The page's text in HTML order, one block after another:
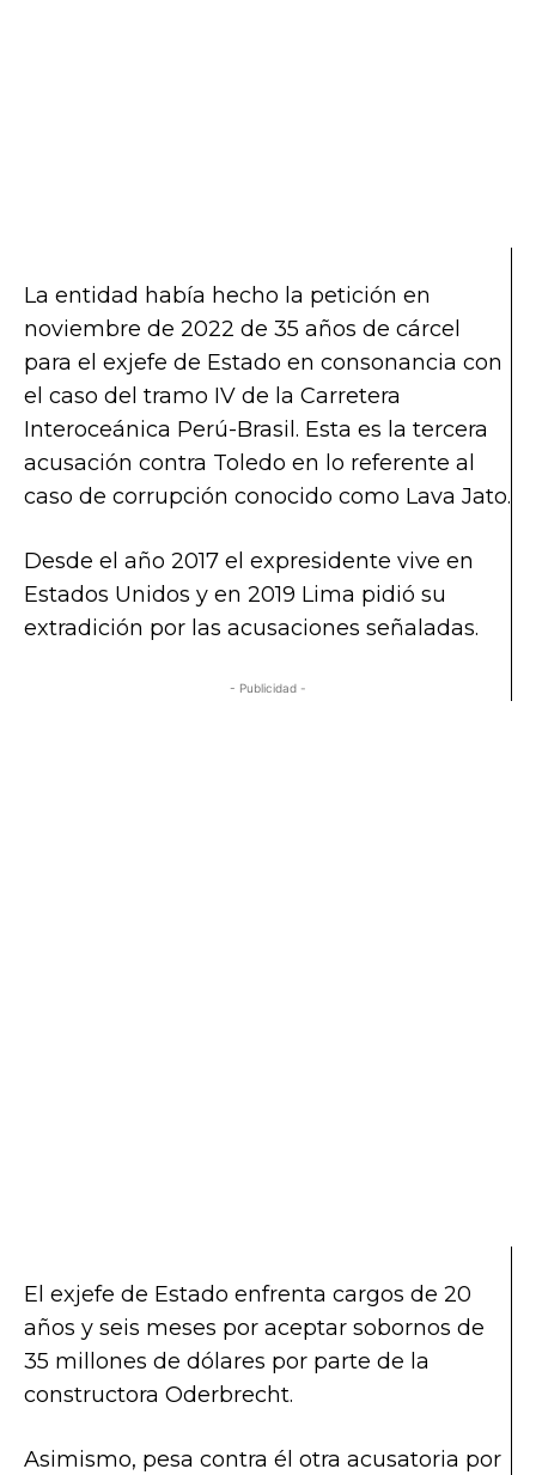
La entidad había hecho la petición en
noviembre de 2022 de 35 años de cárcel
para el exjefe de Estado en consonancia con
el caso del tramo IV de la Carretera
Interoceánica Perú-Brasil. Esta es la tercera
acusación contra Toledo en lo referente al
caso de corrupción conocido como Lava Jato.
Desde el año 2017 el expresidente vive en
Estados Unidos y en 2019 Lima pidió su
extradición por las acusaciones señaladas.
- Publicidad -
El exjefe de Estado enfrenta cargos de 20
años y seis meses por aceptar sobornos de
35 millones de dólares por parte de la
constructora Oderbrecht.
Asimismo, pesa contra él otra acusatoria por